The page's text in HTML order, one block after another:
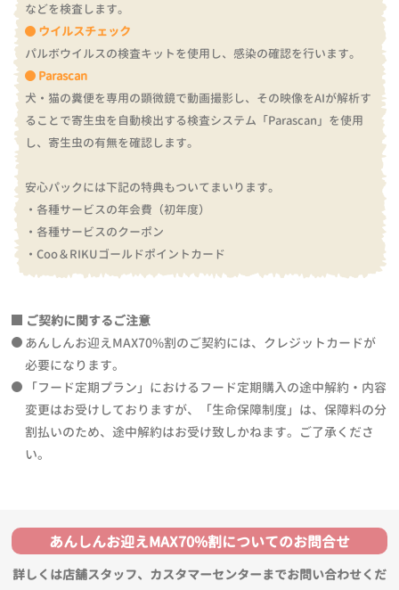
などを検査します。
ウイルスチェック
パルボウイルスの検査キットを使用し、感染の確認を行います。
Parascan
犬・猫の糞便を専用の顕微鏡で動画撮影し、その映像をAIが解析す
ることで寄生虫を自動検出する検査システム「Parascan」を使用
し、寄生虫の有無を確認します。
安心パックには下記の特典もついてまいります。
・各種サービスの年会費（初年度）
・各種サービスのクーポン
・Coo＆RIKUゴールドポイントカード
ご契約に関するご注意
あんしんお迎えMAX70%割のご契約には、クレジットカードが
必要になります。
「フード定期プラン」におけるフード定期購入の途中解約・内容
変更はお受けしておりますが、「生命保障制度」は、保障料の分
割払いのため、途中解約はお受け致しかねます。ご了承くださ
い。
あんしんお迎えMAX70%割についてのお問合せ
詳しくは店舗スタッフ、カスタマーセンターまでお問い合わせくだ